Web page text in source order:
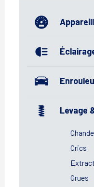
Levage
Crics
Grues